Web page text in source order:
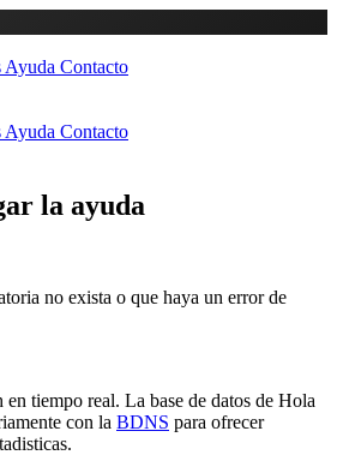
Ayuda Contacto
Ayuda Contacto
la ayuda
no exista o que haya un error de
en tiempo real. La base de datos de Hola
con la BDNS para ofrecer